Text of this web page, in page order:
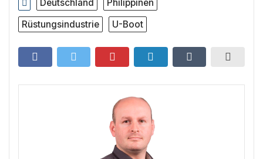
Deutschland
Philippinen
Rüstungsindustrie
U-Boot